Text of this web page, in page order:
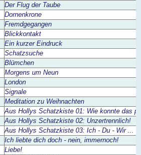
Der Flug der Taube
Dornenkrone
Fremdgegangen
Blickkontakt
Ein kurzer Eindruck
Schatzsuche
Blümchen
Morgens um Neun
London
Signale
Meditation zu Weihnachten
Aus Hollys Schatzkiste 01: Wie konnte das
Aus Hollys Schatzkiste 02: Unzertrennlich!
Aus Hollys Schatzkiste 03: Ich - Du - Wir ...
Ich liebte dich doch - nein, immernoch!
Liebe!